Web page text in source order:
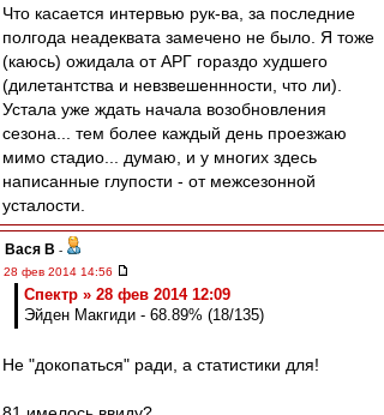
Что касается интервью рук-ва, за последние
полгода неадеквата замечено не было. Я тоже
(каюсь) ожидала от АРГ гораздо худшего
(дилетантства и невзвешеннности, что ли).
Устала уже ждать начала возобновления
сезона... тем более каждый день проезжаю
мимо стадио... думаю, и у многих здесь
написанные глупости - от межсезонной
усталости.
Вася В -
28 фев 2014 14:56
Спектр » 28 фев 2014 12:09
Эйден Макгиди - 68.89% (18/135)
Не "докопаться" ради, а статистики для!